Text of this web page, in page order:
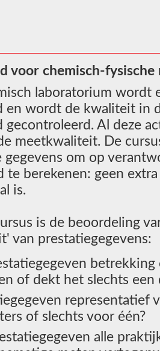
voor chemisch-fysische
laboratorium wordt
en wordt de kwaliteit in
gecontroleerd. Al deze
meetkwaliteit. De
gegevens om op
te berekenen: geen
is.
is de beoordeling
van prestatiegegevens:
betrekking
of dekt het slechts een
representatief
of slechts voor één?
alle